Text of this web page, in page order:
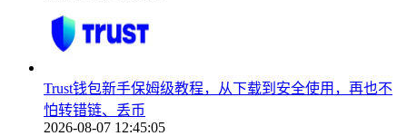
Trust钱包新手保姆级教程，从下载到安全使用，再也不
怕转错链、丢币
2026-08-07 12:45:05